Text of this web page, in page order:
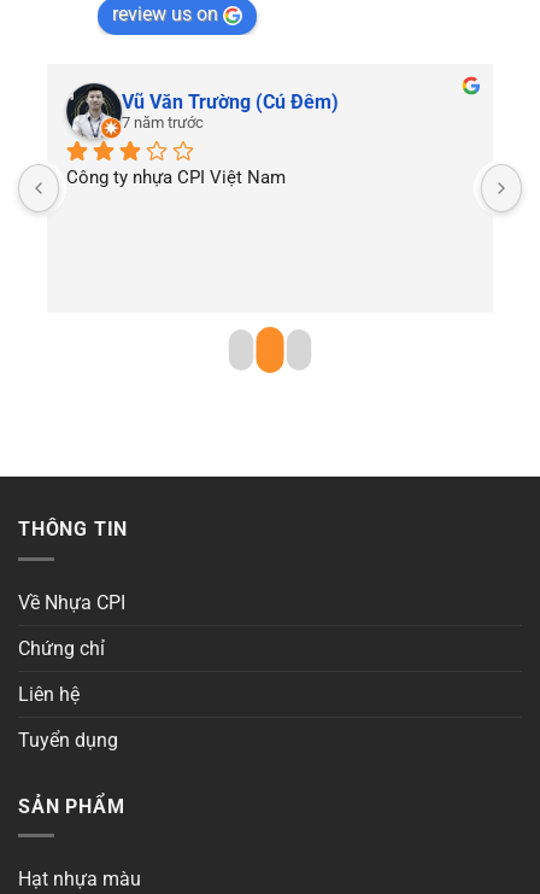
review us on
Vũ Văn Trường (Cú Đêm)
7 năm trước
Công ty nhựa CPI Việt Nam
THÔNG TIN
Về Nhựa CPI
Chứng chỉ
Liên hệ
Tuyển dụng
SẢN PHẨM
Hạt nhựa màu